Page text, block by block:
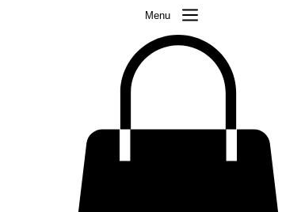
Menu